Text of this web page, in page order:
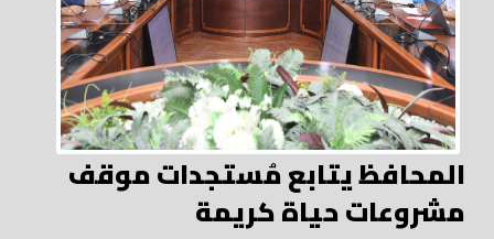
المحافظ يتابع مُستجدات موقف
مشروعات حياة كريمة